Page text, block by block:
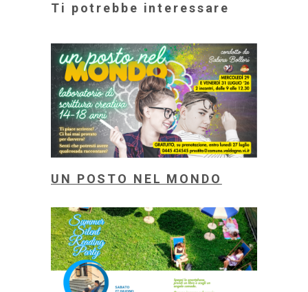
Ti potrebbe interessare
UN POSTO NEL MONDO